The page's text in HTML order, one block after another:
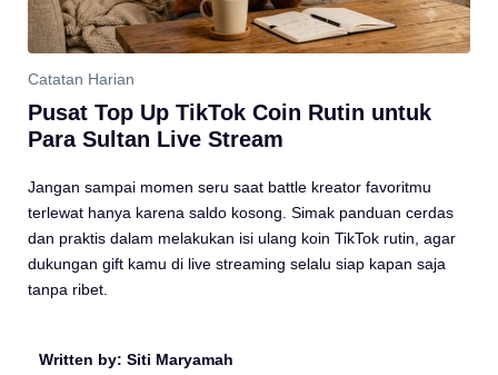
Catatan Harian
Pusat Top Up TikTok Coin Rutin untuk
Para Sultan Live Stream
Jangan sampai momen seru saat battle kreator favoritmu
terlewat hanya karena saldo kosong. Simak panduan cerdas
dan praktis dalam melakukan isi ulang koin TikTok rutin, agar
dukungan gift kamu di live streaming selalu siap kapan saja
tanpa ribet.
Written by: Siti Maryamah